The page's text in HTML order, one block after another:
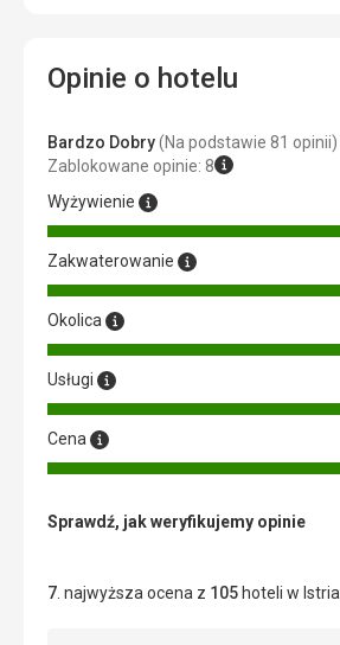
Opinie o hotelu
Bardzo Dobry(Na podstawie 81 opinii)
Zablokowane opinie: 8
Wyżywienie
Zakwaterowanie
Okolica
Usługi
Cena
Sprawdź, jak weryfikujemy opinie
7 . najwyższa ocena z 105 hoteli w Istria